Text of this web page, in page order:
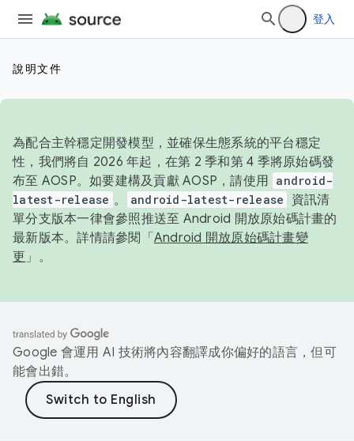
登入
說明文件
為配合主幹穩定開發模型，並確保生態系統的平台穩定
性，我們將自 2026 年起，在第 2 季和第 4 季將原始碼發
布至 AOSP。如要建構及貢獻 AOSP，請使用 android-
latest-release 。 android-latest-release
資訊清
單分支版本一律會參照推送至 Android 開放原始碼計畫的
最新版本。詳情請參閱「 Android 開放原始碼計畫變
更 」。
Google 會運用 AI 技術將內容翻譯成你偏好的語言，但可
能會出錯。